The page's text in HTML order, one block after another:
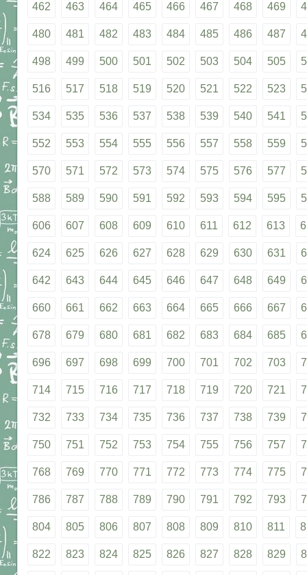
462 463 464 465 466 467 468 469
480 481 482 483 484 485 486 487
498 499 500 501 502 503 504 505
516 517 518 519 520 521 522 523
534 535 536 537 538 539 540 541
552 553 554 555 556 557 558 559
570 571 572 573 574 575 576 577
588 589 590 591 592 593 594 595
606 607 608 609 610 611 612 613
624 625 626 627 628 629 630 631
642 643 644 645 646 647 648 649
660 661 662 663 664 665 666 667
678 679 680 681 682 683 684 685
696 697 698 699 700 701 702 703
714 715 716 717 718 719 720 721
732 733 734 735 736 737 738 739
750 751 752 753 754 755 756 757
768 769 770 771 772 773 774 775
786 787 788 789 790 791 792 793
804 805 806 807 808 809 810 811
822 823 824 825 826 827 828 829